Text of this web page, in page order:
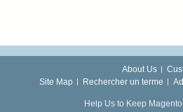
About Us
Site Map
Rechercher un terme
Help Us to Keep